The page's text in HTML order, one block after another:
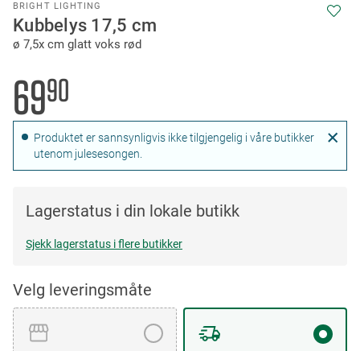
BRIGHT LIGHTING
Kubbelys 17,5 cm
ø 7,5x cm glatt voks rød
6990
Produktet er sannsynligvis ikke tilgjengelig i våre butikker
utenom julesesongen.
Lagerstatus i din lokale butikk
Sjekk lagerstatus i flere butikker
Velg leveringsmåte
to
the
beginning
the
images
gallery